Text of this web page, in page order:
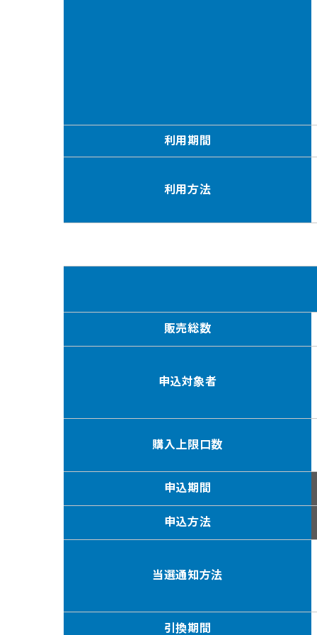
利用期間
利用方法
販売総数
申込対象者
購入上限口数
申込期間
申込方法
当選通知方法
引換期間